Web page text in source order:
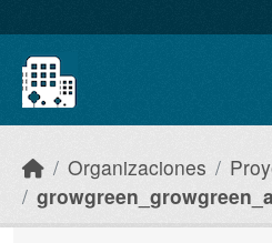
Organizaciones